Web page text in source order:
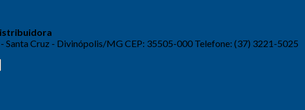
Santa Cruz - Divinópolis/MG CEP: 35505-000 Telefone: (37) 3221-5025